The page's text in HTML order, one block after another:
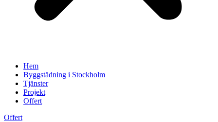
Hem
Byggstädning i Stockholm
Tjänster
Projekt
Offert
Offert